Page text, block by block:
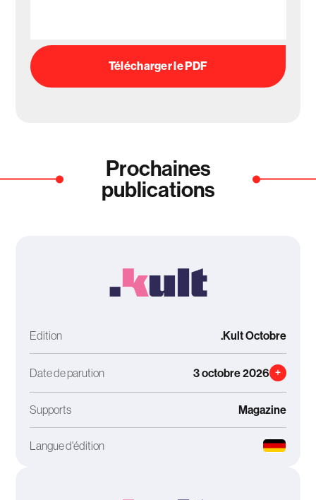
Télécharger le PDF
Prochaines
publications
Edition .Kult Octobre
Date de parution 3 octobre 2026 +
Supports Magazine
Langue d'édition